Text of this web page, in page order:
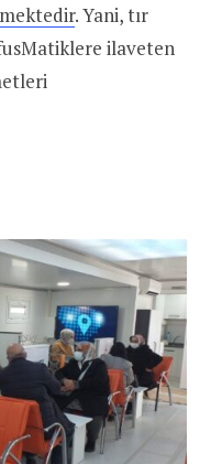
. Yani, tır
ilaveten